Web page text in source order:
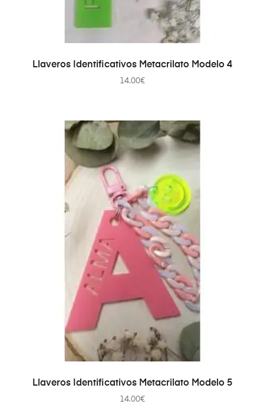
AÑADIR AL CARRITO
Llaveros Identificativos Metacrilato Modelo 4
14.00€
AÑADIR AL CARRITO
Llaveros Identificativos Metacrilato Modelo 5
14.00€